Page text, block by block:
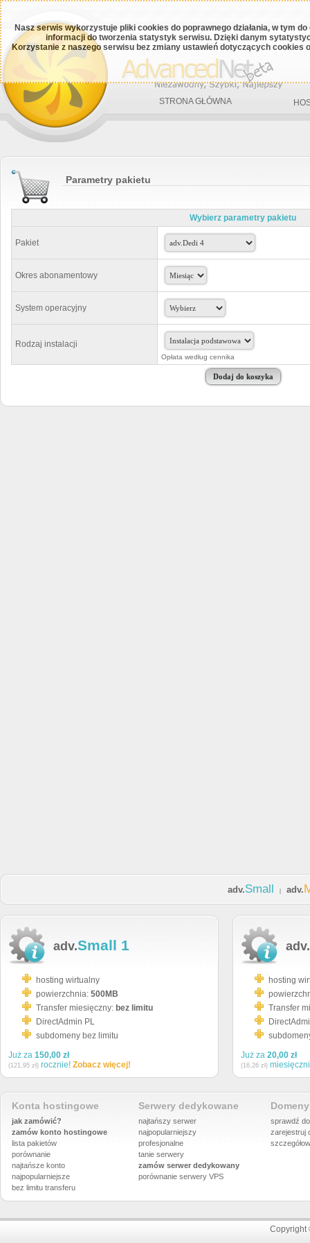
Nasz serwis wykorzystuje pliki cookies do poprawnego działania, w tym
informacji do tworzenia statystyk serwisu. Dzięki danym
Korzystanie z naszego serwisu bez zmiany ustawień dotyczących cookies
STRONA GŁÓWNA
Parametry pakietu
Wybierz parametry pakietu
Pakiet
Okres abonamentowy
System operacyjny
Rodzaj instalacji
Opłata według cennika
adv.Small adv.
adv.Small 1
hosting wirtualny
powierzchnia: 500MB
Transfer miesięczny: bez limitu
DirectAdmin PL
subdomeny bez limitu
Już za 150,00 zł
(121,95 zł) rocznie! Zobacz więcej!
adv.
hosting
Transfer
Już za 20,00 zł
(16,26 zł)
Konta hostingowe
jak zamówić?
zamów konto hostingowe
lista pakietów
porównanie
najtańsze konto
najpopularniejsze
bez limitu transferu
Serwery dedykowane
najtańszy serwer
najpopularniejszy
profesjonalne
tanie serwery
zamów serwer dedykowany
porównanie serwery VPS
sprawdź
zarejestruj
Copyright